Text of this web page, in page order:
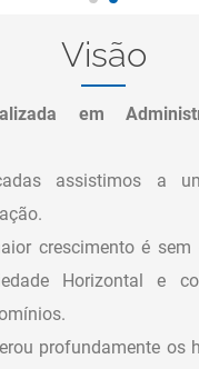
Visão
em
assistimos a
crescimento é sem
Horizontal e
profundamente os